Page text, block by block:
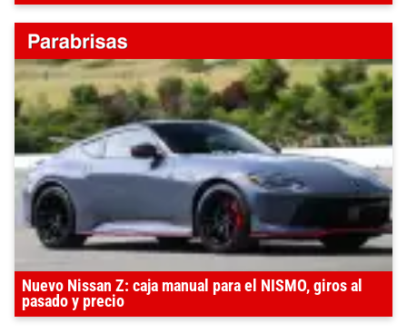
Nuevo Nissan Z: caja manual para el NISMO, giros al
pasado y precio